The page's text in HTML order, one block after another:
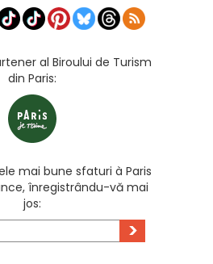
al Biroului de Turism
din Paris:
mai bune sfaturi à Paris
înregistrându-vă mai
jos:
>